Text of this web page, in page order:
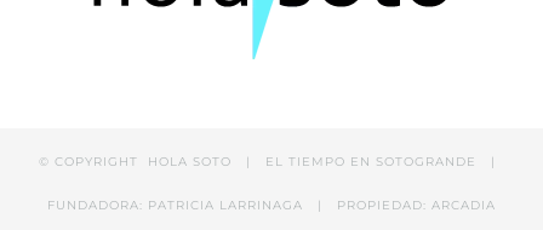
© COPYRIGHT HOLA SOTO | EL TIEMPO EN SOTOGRANDE |
FUNDADORA: PATRICIA LARRINAGA | PROPIEDAD: ARCADIA